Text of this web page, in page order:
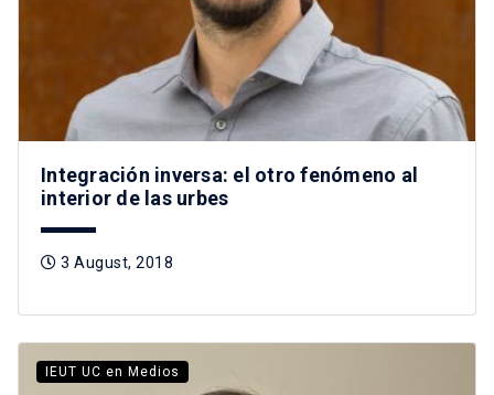
Integración inversa: el otro fenómeno al
interior de las urbes
3 August, 2018
IEUT UC en Medios